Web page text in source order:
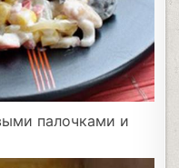
палочками и